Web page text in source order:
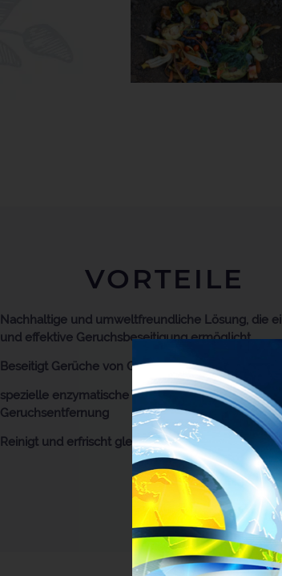
VORTEILE
Nachhaltige und umweltfreundliche Lösung, die
und effektive Geruchsbeseitigung ermöglicht
Beseitigt Gerüche von Grund auf, anstatt es nur zu
spezielle enzymatische Wirkung erhöht Effizienz der
Geruchsentfernung
Reinigt und erfrischt gleichzeitg